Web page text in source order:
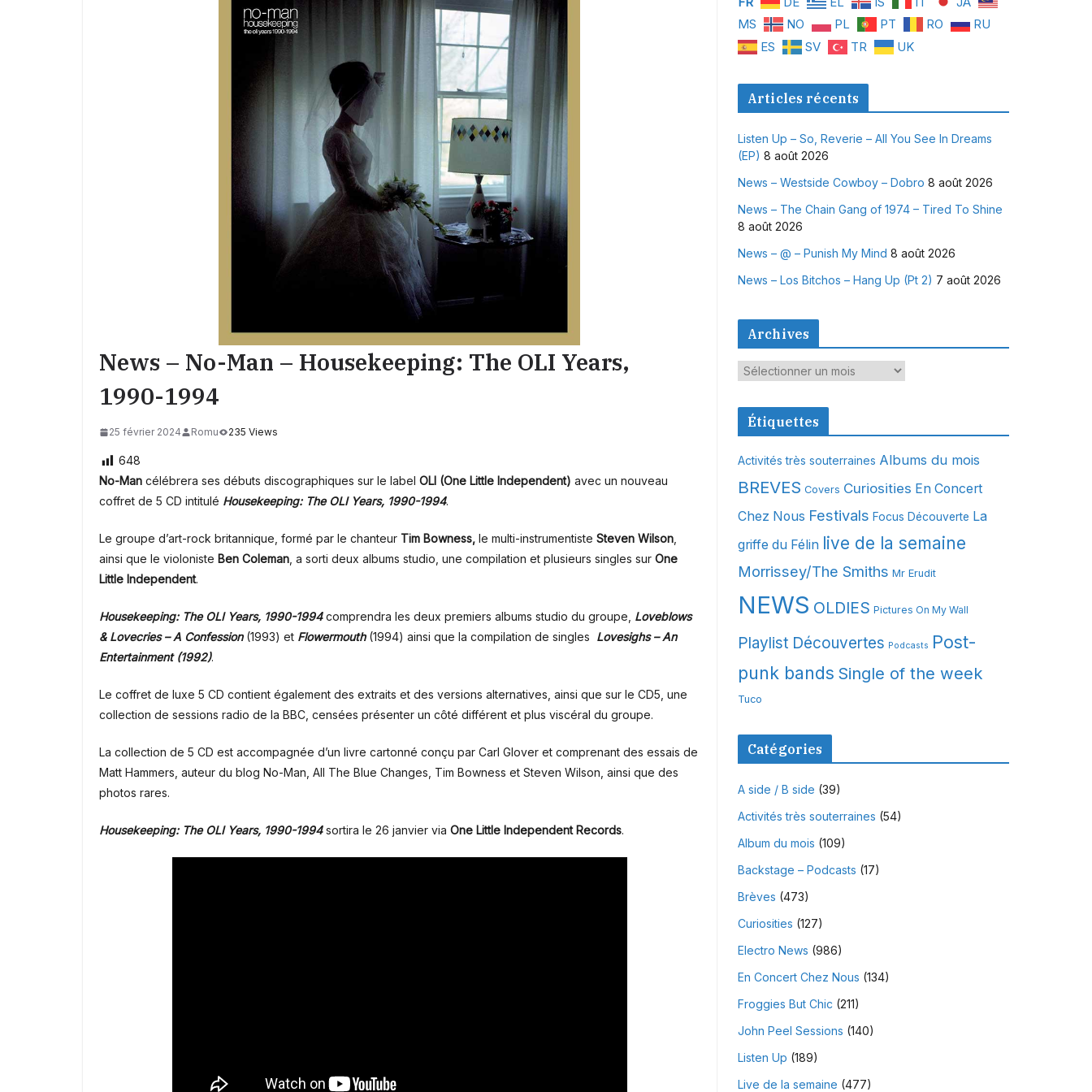
News – No-Man – Housekeeping: The OLI Years,
1990-1994
25 février 2024 Romu 235 Views
648
No-Man célébrera ses débuts discographiques sur le label OLI (One Little Independent) avec un nouveau
coffret de 5 CD intitulé Housekeeping: The OLI Years, 1990-1994.
Le groupe d’art-rock britannique, formé par le chanteur Tim Bowness, le multi-instrumentiste Steven Wilson
ainsi que le violoniste Ben Coleman , a sorti deux albums studio, une compilation et plusieurs singles sur One
Little Independent.
Housekeeping: The OLI Years, 1990-1994comprendra les deux premiers albums studio du groupe, Loveblows
& Lovecries – A Confession(1993) et Flowermouth (1994) ainsi que la compilation de singles Lovesighs – An
Entertainment (1992).
Le coffret de luxe 5 CD contient également des extraits et des versions alternatives, ainsi que sur le CD5, une
collection de sessions radio de la BBC, censées présenter un côté différent et plus viscéral du groupe.
La collection de 5 CD est accompagnée d’un livre cartonné conçu par Carl Glover et comprenant des essais de
Matt Hammers, auteur du blog No-Man, All The Blue Changes, Tim Bowness et Steven Wilson, ainsi que des
photos rares.
Housekeeping: The OLI Years, 1990-1994sortira le 26 janvier via One Little Independent Records.
MS
NO PL PT RO
RU
ES
SV TR UK
Articles récents
Listen Up – So, Reverie – All You See In Dreams
(EP) 8 août 2026
News – Westside Cowboy – Dobro 8 août 2026
News – The Chain Gang of 1974 – Tired To Shine
8 août 2026
News – @ – Punish My Mind 8 août 2026
News – Los Bitchos – Hang Up (Pt 2) 7 août 2026
Archives
A
c
e
s
Étiquettes
Activités très souterraines Albums du mois
BREVES Covers Curiosities En Concert
Chez Nous Festivals Focus Découverte La
griffe du Félin live de la semaine
Morrissey/The Smiths Mr Erudit
NEWS OLDIES Pictures On My Wall
Playlist Découvertes Podcasts Post-
punk bands Single of the week
Tuco
Catégories
A side / B side (39)
Activités très souterraines (54)
Album du mois (109)
Backstage – Podcasts (17)
Brèves (473)
Curiosities (127)
Electro News (986)
En Concert Chez Nous (134)
Froggies But Chic (211)
John Peel Sessions (140)
Listen Up (189)
Live de la semaine (477)